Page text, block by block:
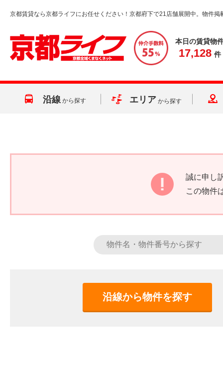
京都賃貸なら京都ライフにお任せください！京都府下で21店舗展開中。物件掲
本日の賃貸物
17,128 件
沿線 から探す エリア から探す
誠に申し
この物件
沿線から物件を探す